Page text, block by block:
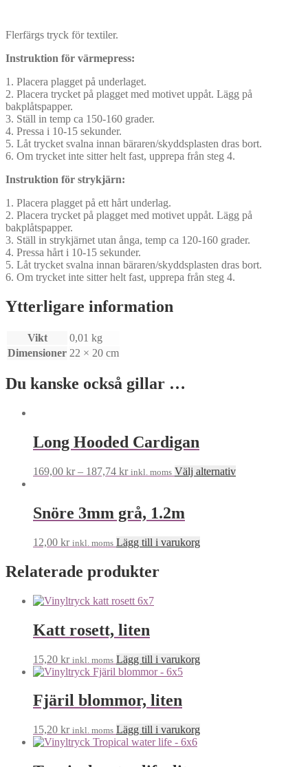
Flerfärgs tryck för textiler.
Instruktion för värmepress:
1. Placera plagget på underlaget.
2. Placera trycket på plagget med motivet uppåt. Lägg på
bakplåtspapper.
3. Ställ in temp ca 150-160 grader.
4. Pressa i 10-15 sekunder.
5. Låt trycket svalna innan bäraren/skyddsplasten dras bort.
6. Om trycket inte sitter helt fast, upprepa från steg 4.
Instruktion för strykjärn:
1. Placera plagget på ett hårt underlag.
2. Placera trycket på plagget med motivet uppåt. Lägg på
bakplåtspapper.
3. Ställ in strykjärnet utan ånga, temp ca 120-160 grader.
4. Pressa hårt i 10-15 sekunder.
5. Låt trycket svalna innan bäraren/skyddsplasten dras bort.
6. Om trycket inte sitter helt fast, upprepa från steg 4.
Ytterligare information
Vikt
0,01 kg
Dimensioner 22 × 20 cm
Du kanske också gillar …
Long Hooded Cardigan
169,00 kr– 187,74 kr inkl. moms Välj alternativDen
Snöre 3mm grå, 1.2m
12,00 kr inkl. moms Lägg till i varukorg
Relaterade produkter
Katt rosett, liten
15,20 kr inkl. moms Lägg till i varukorg
Fjäril blommor, liten
15,20 kr inkl. moms Lägg till i varukorg